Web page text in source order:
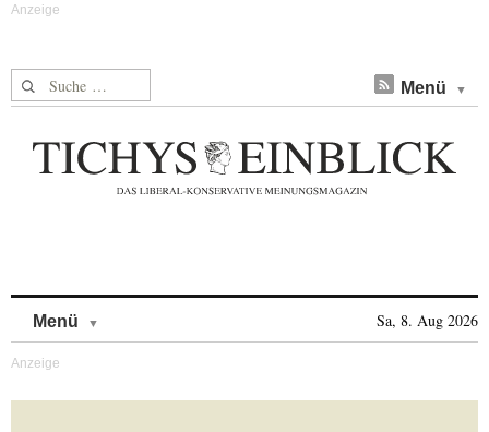
Suche nach: Menü
Menü Sa, 8. Aug 2026